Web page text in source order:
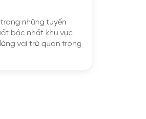
những tuyến
bậc nhất khu vực
vai trò quan trọng